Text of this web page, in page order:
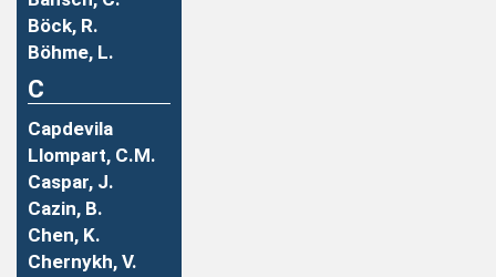
Böck, R.
Böhme, L.
C
Capdevila
Llompart, C.M.
Caspar, J.
Cazin, B.
Chen, K.
Chernykh, V.